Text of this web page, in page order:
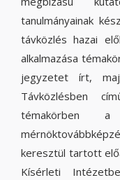
tanulmányainak
távközlés hazai
alkalmazása
jegyzetet írt,
Távközlésben
témakörben
keresztül tartott
Kísérleti